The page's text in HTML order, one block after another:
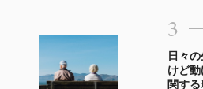
3
日々
けど
関す